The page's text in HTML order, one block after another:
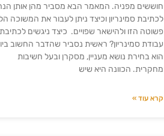
חוששים מפניה. המאמר הבא מסביר מהן אותן
לכתיבת סמינריון וכיצד ניתן לעבור את המשוכה
פשוטה הזו ולהישאר שפויים. כיצד ניגשים לכתיבת
עבודת סמינריון? ראשית נסביר שהדבר החשוב
הוא בחירת נושא מעניין, מסקרן ובעל חשיבות
מחקרית. הכוונה היא שיש
קרא עוד »